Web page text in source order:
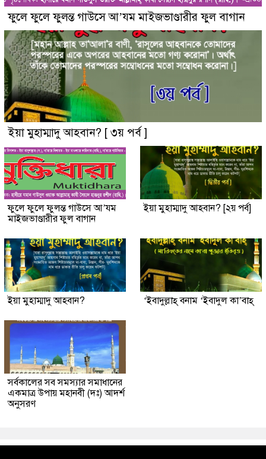
ফুলে ফুলে ফুলন্ত গাউসে আ’যম মাইজভাণ্ডারীর ফুল বাগান
ইয়া মুহাম্মাদু আহবান? [ ৩য় পর্ব ]
ফুলে ফুলে ফুলন্ত গাউসে আ’যম
মাইজভাণ্ডারীর ফুল বাগান
ইয়া মুহাম্মাদু আহবান? [২য় পর্ব]
ইয়া মুহাম্মাদু আহবান? ‘ইবাদুল্লাহ্ বনাম ‘ইবাদুল কা’বাহ্
সর্বকালের সব সমস্যার সমাধানের
একমাত্র উপায় মহানবী (দঃ) আদর্শ
অনুসরণ